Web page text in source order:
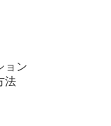
ョン
法